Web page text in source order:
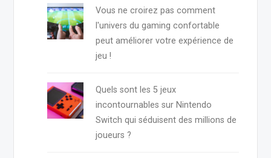
Vous ne croirez pas comment
l'univers du gaming confortable
peut améliorer votre expérience de
jeu !
Quels sont les 5 jeux
incontournables sur Nintendo
Switch qui séduisent des millions de
joueurs ?